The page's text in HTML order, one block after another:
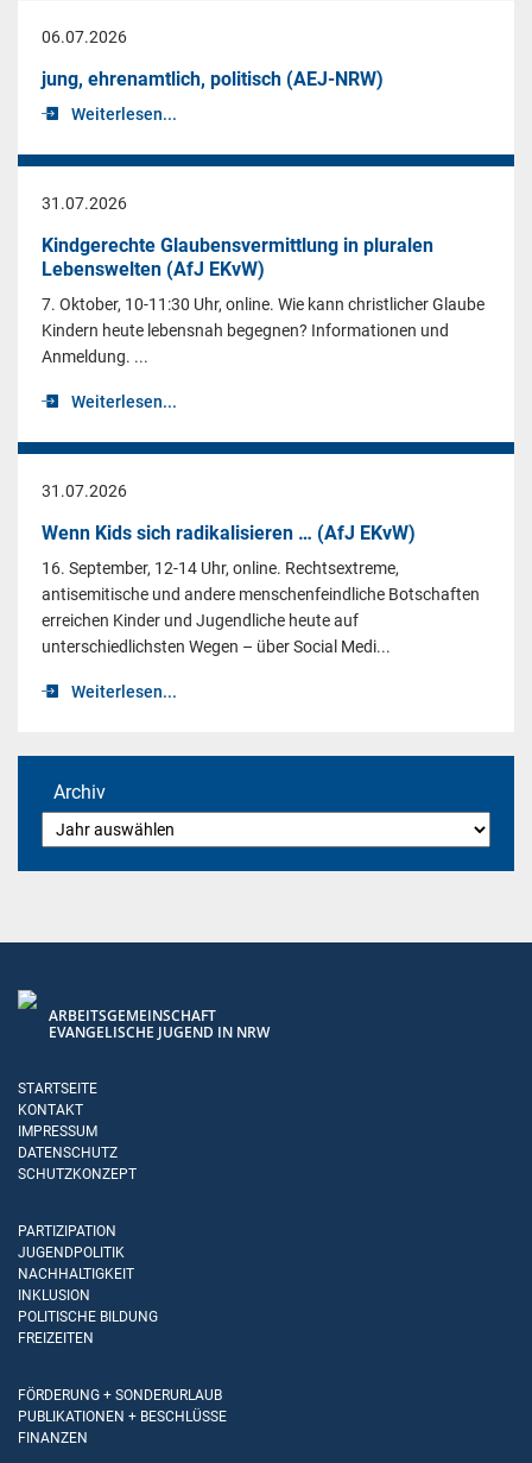
06.07.2026
jung, ehrenamtlich, politisch (AEJ-NRW)
Weiterlesen...
31.07.2026
Kindgerechte Glaubensvermittlung in pluralen
Lebenswelten (AfJ EKvW)
7. Oktober, 10-11:30 Uhr, online. Wie kann christlicher Glaube
Kindern heute lebensnah begegnen? Informationen und
Anmeldung. ...
Weiterlesen...
31.07.2026
Wenn Kids sich radikalisieren … (AfJ EKvW)
16. September, 12-14 Uhr, online. Rechtsextreme,
antisemitische und andere menschenfeindliche Botschaften
erreichen Kinder und Jugendliche heute auf
unterschiedlichsten Wegen – über Social Medi...
Weiterlesen...
Archiv
ARBEITSGEMEINSCHAFT
EVANGELISCHE JUGEND IN NRW
STARTSEITE
KONTAKT
IMPRESSUM
DATENSCHUTZ
SCHUTZKONZEPT
PARTIZIPATION
JUGENDPOLITIK
NACHHALTIGKEIT
INKLUSION
POLITISCHE BILDUNG
FREIZEITEN
FÖRDERUNG + SONDERURLAUB
PUBLIKATIONEN + BESCHLÜSSE
FINANZEN